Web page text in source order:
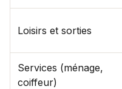
Loisirs et sorties
Services (ménage,
coiffeur)